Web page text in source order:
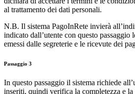
al trattamento dei dati personali.
N.B. Il sistema PagoInRete invierà
indicato dall’utente con questo
emessi dalle segreterie e le ricevute dei
Passaggio 3
In questo passaggio il sistema richiede
inseriti, quindi verifica la completezza e